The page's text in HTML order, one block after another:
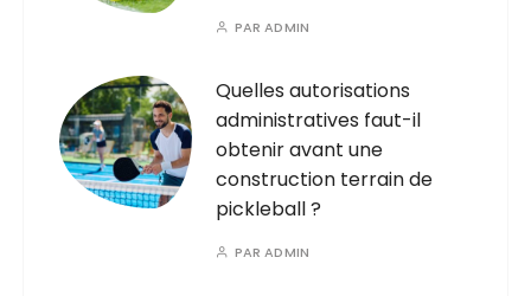
PARADMIN
Quelles autorisations
administratives faut-il
obtenir avant une
construction terrain de
pickleball ?
PARADMIN